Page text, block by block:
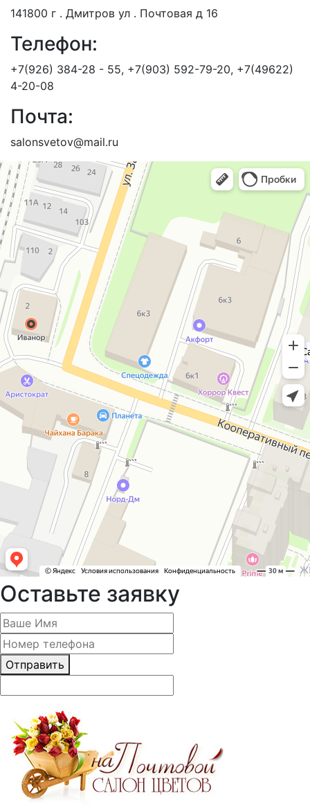
141800 г . Дмитров ул . Почтовая д 16
Телефон:
+7(926) 384-28 - 55, +7(903) 592-79-20, +7(49622)
4-20-08
Почта:
salonsvetov@mail.ru
Оставьте заявку
Отправить